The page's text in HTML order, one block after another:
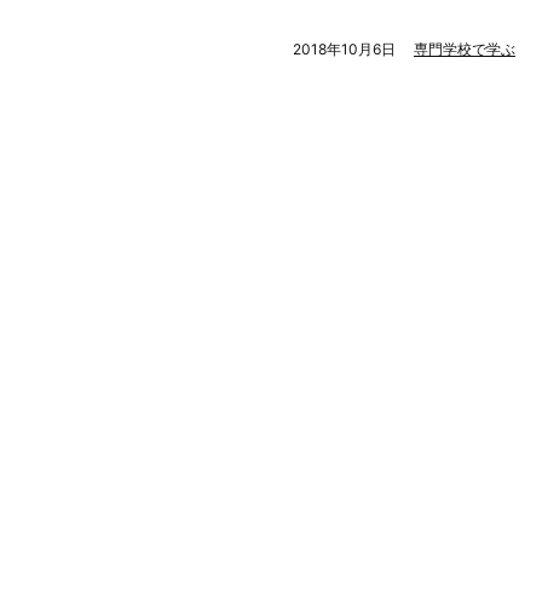
2018年10月6日 専門学校で学ぶ